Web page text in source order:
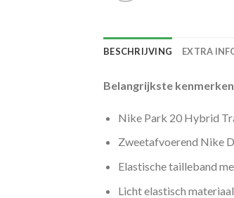
BESCHRIJVING EXTRA
Belangrijkste
Nike Park 20 Hybrid
Zweetafvoerend Nike
Elastische tailleband
Licht elastisch